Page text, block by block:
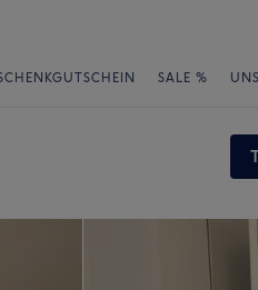
SALE %